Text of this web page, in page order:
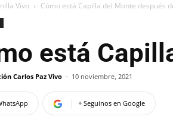
Vivo Cómo está Capilla del Monte después
está
Carlos Paz Vivo - 10 noviembre, 2021
+ Seguinos en Google